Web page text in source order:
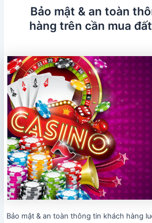
Bảo mật & an toàn
hàng trên cần mua
Bảo mật & an toàn thông tin khách hàng